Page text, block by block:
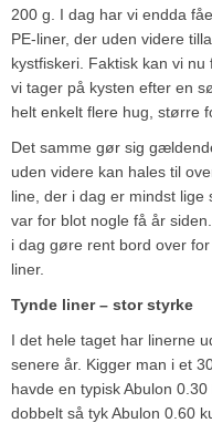
200 g. I dag har vi endda
PE-liner, der uden videre
kystfiskeri. Faktisk kan vi
vi tager på kysten efter en
helt enkelt flere hug, større
Det samme gør sig
uden videre kan hales til
line, der i dag er mindst
var for blot nogle få år
i dag gøre rent bord over
liner.
Tynde liner – stor styrke
I det hele taget har linerne
senere år. Kigger man i et
havde en typisk Abulon
dobbelt så tyk Abulon 0.60